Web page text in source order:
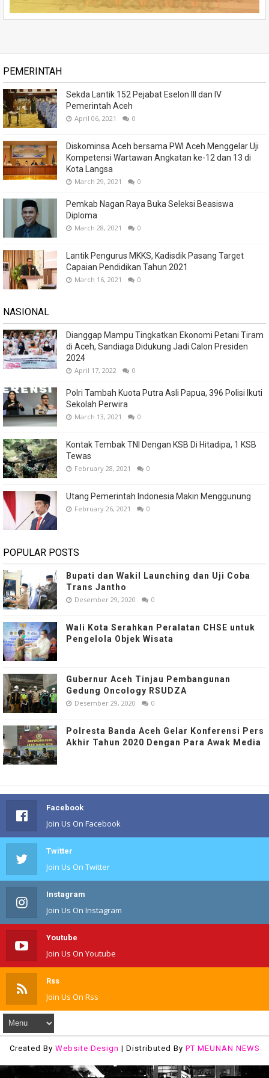
PEMERINTAH
Sekda Lantik 152 Pejabat Eselon III dan IV
Pemerintah Aceh
April 06, 2021 0
Diskominsa Aceh bersama PWI Aceh Menggelar Uji
Kompetensi Wartawan Angkatan ke-12 dan 13 di
Kota Langsa
March 29, 2021 0
Pemkab Nagan Raya Buka Seleksi Beasiswa
Diploma
March 28, 2021 0
Lantik Pengurus MKKS, Kadisdik Pasang Target
Capaian Pendidikan Tahun 2021
March 16, 2021 0
NASIONAL
Dianggap Mampu Tingkatkan Ekonomi Petani Tiram
di Aceh, Sandiaga Didukung Jadi Calon Presiden
2024
April 17, 2022 0
Polri Tambah Kuota Putra Asli Papua, 396 Polisi Ikuti
Sekolah Perwira
March 13, 2021 0
Kontak Tembak TNI Dengan KSB Di Hitadipa, 1 KSB
Tewas
February 28, 2021 0
Utang Pemerintah Indonesia Makin Menggunung
February 26, 2021 0
POPULAR POSTS
Bupati dan Wakil Launching dan Uji Coba
Trans Jantho
Desember 29, 2020 0
Wali Kota Serahkan Peralatan CHSE untuk
Pengelola Objek Wisata
Gubernur Aceh Tinjau Pembangunan
Gedung Oncology RSUDZA
Desember 29, 2020 0
Polresta Banda Aceh Gelar Konferensi Pers
Akhir Tahun 2020 Dengan Para Awak Media
Facebook
Join Us On Facebook
Twitter
Join Us On Twitter
Instagram
Join Us On Instagram
Youtube
Join Us On Youtube
Rss
Join Us On Rss
Created By Website Design | Distributed By PT MEUNAN NEWS